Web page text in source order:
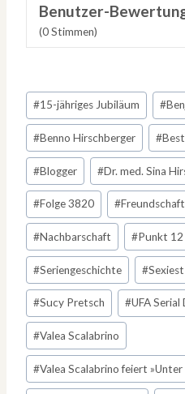
Benutzer-
(0Stimmen)
Schlagworte:
#15-jähriges Jubiläum #
#Benno Hirschberger #
#Blogger #Dr. med. Sina
#Folge 3820 #Freundschaft
#Nachbarschaft #Punkt 12
#Seriengeschichte #
#Sucy Pretsch #UFA Serial
#Valea Scalabrino
#Valea Scalabrino feiert